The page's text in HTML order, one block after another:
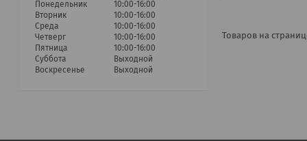
Понедельник
10:00-16:00
Вторник
10:00-16:00
Среда
10:00-16:00
Четверг
10:00-16:00
Пятница
10:00-16:00
Суббота
Выходной
Воскресенье
Выходной